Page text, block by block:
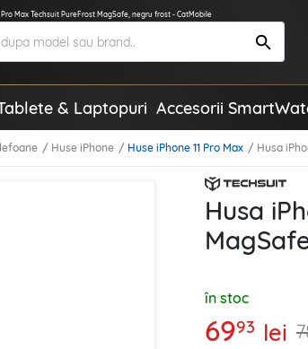
Pro Max Techsuit PureFrost MagSafe, negru frost - CatMobile
& Laptopuri Accesorii
Huse iPhone Huse iPhone 11 Pro Max Husa
Husa
în stoc
6993 lei